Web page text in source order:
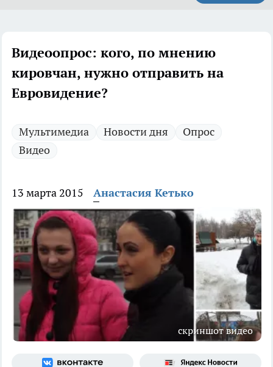
Видеоопрос: кого, по мнению
кировчан, нужно отправить на
Евровидение?
Мультимедиа Новости дня
Опрос
Видео
13 марта 2015 Анастасия Кетько
скриншот видео